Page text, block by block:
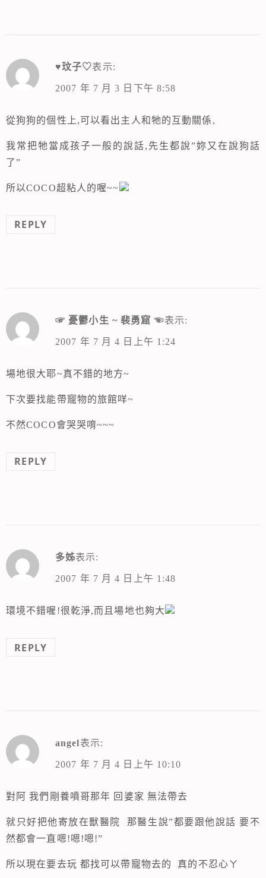
♥玟子♡表示:
2007 年 7 月 3 日下午 8:58
從狗狗的個性上,可以看出主人和牠的互動關係,
我常把牠當成孩子一般的說話,先生都說”妳又在說狗話
了”
所以COCO超粘人的喔~~
REPLY
☞ 憂鬱小生 ~ 裴勇窟 ☜表示:
2007 年 7 月 4 日上午 1:24
場地很大耶~真不錯的地方~
下次要找能帶寵物的旅館咩~
不然COCO會哭哭唷~~~
REPLY
多姊表示:
2007 年 7 月 4 日上午 1:48
環境不錯喔!很乾淨,而且場地也夠大
REPLY
angel表示:
2007 年 7 月 4 日上午 10:10
對阿 我們剛養噴哥那年 回婆家 無法帶去
就只好把他寄放在獸醫院 那醫生說”都要跟他說話 要不
然都會一直嗯!嗯!嗯!”
所以現在要去玩 都找可以帶寵物去的 真的不忍心ㄚ